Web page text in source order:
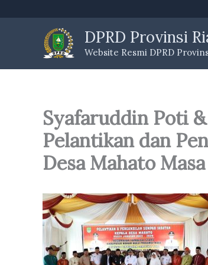
DPRD Provinsi
Website Resmi DPRD
Syafaruddin Poti
Pelantikan dan
Desa Mahato